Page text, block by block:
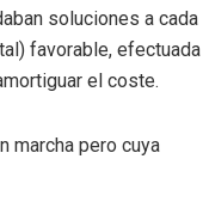
soluciones a cada
favorable, efectuada
el coste.
marcha pero cuya